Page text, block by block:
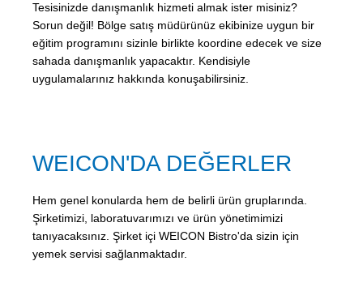
Tesisinizde danışmanlık hizmeti almak ister misiniz?
Sorun değil! Bölge satış müdürünüz ekibinize uygun bir
eğitim programını sizinle birlikte koordine edecek ve size
sahada danışmanlık yapacaktır. Kendisiyle
uygulamalarınız hakkında konuşabilirsiniz.
WEICON'DA DEĞERLER
Hem genel konularda hem de belirli ürün gruplarında.
Şirketimizi, laboratuvarımızı ve ürün yönetimimizi
tanıyacaksınız. Şirket içi WEICON Bistro'da sizin için
yemek servisi sağlanmaktadır.